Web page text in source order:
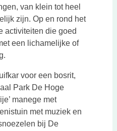
van klein tot heel
zijn. Op en rond het
activiteiten die goed
een lichamelijke of
voor een bosrit,
Park De Hoge
manege met
met muziek en
bij De